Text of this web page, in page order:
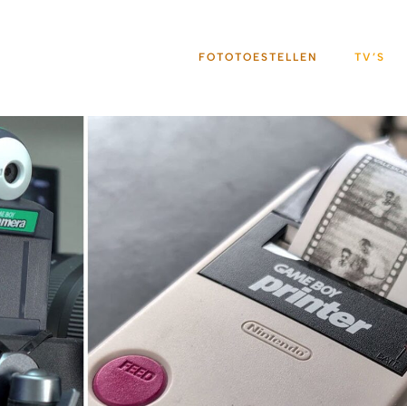
FOTOTOESTELLEN TV’S